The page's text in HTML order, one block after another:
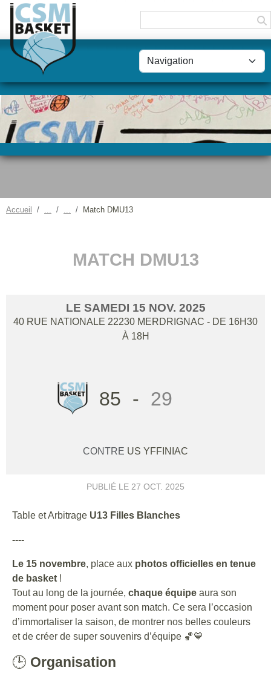
Accueil Match DMU13
MATCH DMU13
LE SAMEDI 15 NOV. 2025
40 RUE NATIONALE 22230 MERDRIGNAC - DE 16H30
À 18H
85 - 29
CONTRE US YFFINIAC
PUBLIÉ LE 27 OCT. 2025
Table et Arbitrage U13 Filles Blanches
----
Le 15 novembre, place aux photos officielles en tenue
de basket !
Tout au long de la journée, chaque équipe aura son
moment pour poser avant son match. Ce sera l’occasion
d’immortaliser la saison, de montrer nos belles couleurs
et de créer de super souvenirs d’équipe 🏀💙
🕒 Organisation
Panneau de gestion des cookies